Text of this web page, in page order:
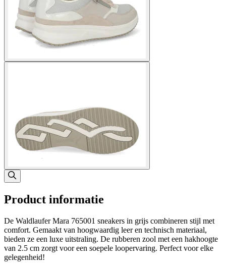
Product informatie
De Waldlaufer Mara 765001 sneakers in grijs combineren stijl met
comfort. Gemaakt van hoogwaardig leer en technisch materiaal,
bieden ze een luxe uitstraling. De rubberen zool met een hakhoogte
van 2.5 cm zorgt voor een soepele loopervaring. Perfect voor elke
gelegenheid!